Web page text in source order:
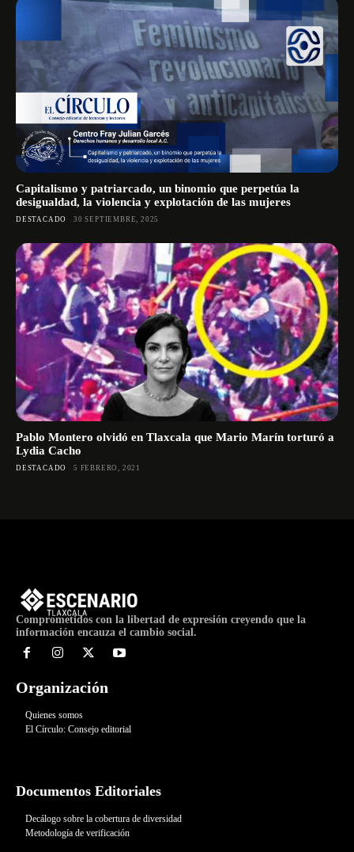
Capitalismo y patriarcado, un binomio que perpetúa la
desigualdad, la violencia y explotación de las mujeres
DESTACADO 30 SEPTIEMBRE, 2025
Pablo Montero olvidó en Tlaxcala que Mario Marín torturó a
Lydia Cacho
DESTACADO 5 FEBRERO, 2021
Comprometidos con la libertad de expresión creyendo que la
información encauza el cambio social.
Organización
Quienes somos
El Círculo: Consejo editorial
Documentos Editoriales
Decálogo sobre la cobertura de diversidad
Metodología de verificación